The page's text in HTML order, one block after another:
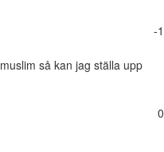
-1
så kan jag ställa upp
0